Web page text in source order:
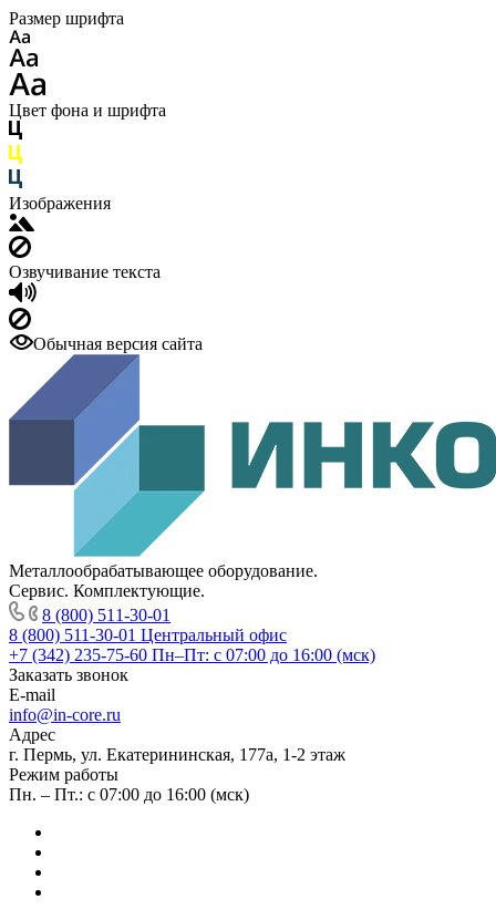
Размер шрифта
Цвет фона и шрифта
Изображения
Озвучивание текста
Обычная версия сайта
Металлообрабатывающее оборудование.
Сервис. Комплектующие.
8 (800) 511-30-01
8 (800) 511-30-01 Центральный офис
+7 (342) 235-75-60 Пн–Пт: с 07:00 до 16:00 (мск)
Заказать звонок
E-mail
info@in-core.ru
Адрес
г. Пермь, ул. ​Екатерининская, 177а, ​1-2 этаж
Режим работы
Пн. – Пт.: с 07:00 до 16:00 (мск)